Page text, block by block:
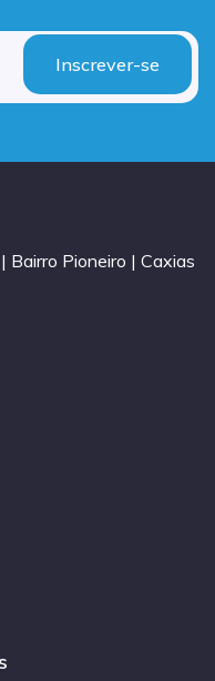
Inscrever-se
Bairro Pioneiro | Caxias